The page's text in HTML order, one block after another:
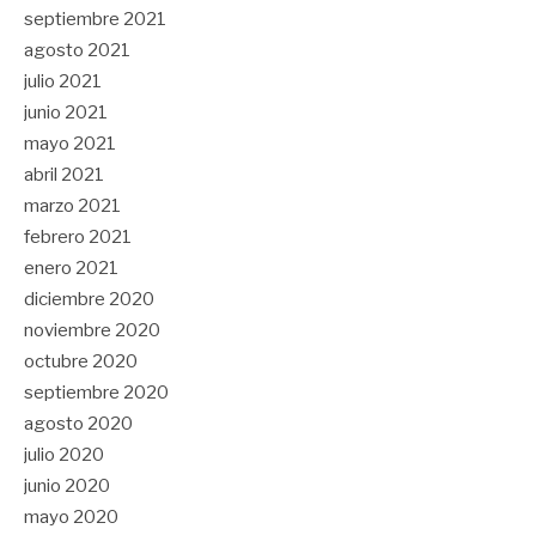
septiembre 2021
agosto 2021
julio 2021
junio 2021
mayo 2021
abril 2021
marzo 2021
febrero 2021
enero 2021
diciembre 2020
noviembre 2020
octubre 2020
septiembre 2020
agosto 2020
julio 2020
junio 2020
mayo 2020